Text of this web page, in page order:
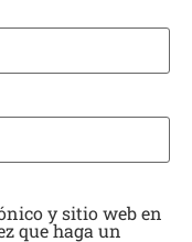
y sitio web en
que haga un